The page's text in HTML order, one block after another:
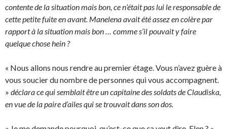
contente de la situation mais bon, ce n’était pas lui le responsable de
cette petite fuite en avant. Manelena avait été assez en colère par
rapport à la situation mais bon … comme s’il pouvait y faire
quelque chose hein ?
« Nous allons nous rendre au premier étage. Vous n’avez guère à
vous soucier du nombre de personnes qui vous accompagnent.
» déclara ce qui semblait être un capitaine des soldats de Claudiska,
en vue de la paire d’ailes qui se trouvait dans son dos.